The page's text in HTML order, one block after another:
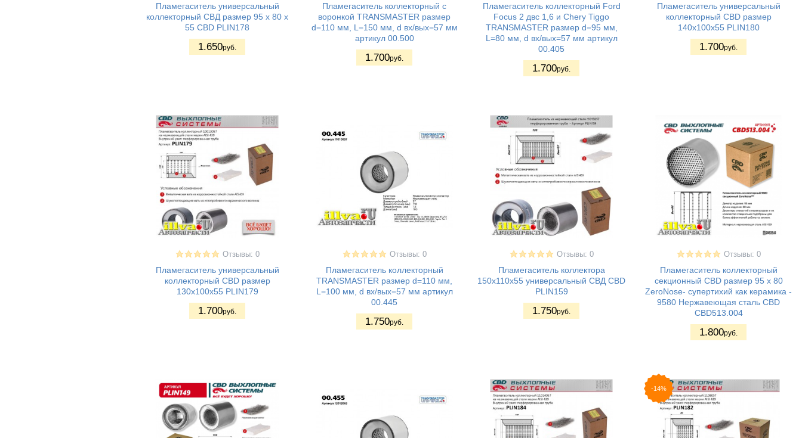
Пламегаситель универсальный
коллекторный СВД размер 95 х 80 х
55 CBD PLIN178
1.650руб.
Пламегаситель коллекторный с
воронкой TRANSMASTER размер
d=110 мм, L=150 мм, d вх/вых=57 мм
артикул 00.500
1.700руб.
Пламегаситель коллекторный Ford
Focus 2 двс 1,6 и Chery Tiggo
TRANSMASTER размер d=95 мм,
L=80 мм, d вх/вых=57 мм артикул
00.405
1.700руб.
Пламегаситель универсальный
коллекторный CBD размер
140x100x55 PLIN180
1.700руб.
Отзывы: 0
Пламегаситель универсальный
коллекторный CBD размер
130x100x55 PLIN179
1.700руб.
Отзывы: 0
Пламегаситель коллекторный
TRANSMASTER размер d=110 мм,
L=100 мм, d вх/вых=57 мм артикул
00.445
1.750руб.
Отзывы: 0
Пламегаситель коллектора
150x110x55 универсальный СВД CBD
PLIN159
1.750руб.
Отзывы: 0
Пламегаситель коллекторный
секционный CBD размер 95 х 80
ZeroNose- супертихий как керамика -
9580 Нержавеющая сталь CBD
CBD513.004
1.800руб.
-14%